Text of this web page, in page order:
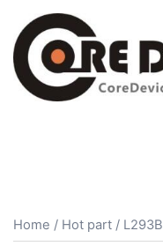
Home / Hot part / L293B